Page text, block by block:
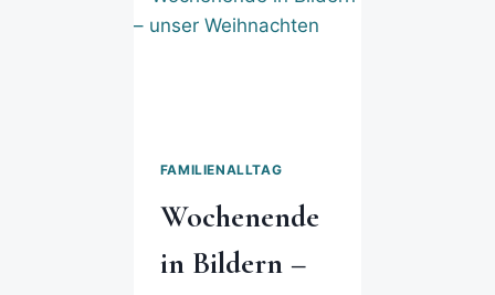
FAMILIENALLTAG
Wochenende
in Bildern –